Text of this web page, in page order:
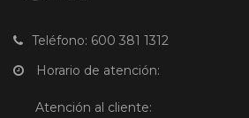
Teléfono: 600 381 1312
Horario de atención:
Atención al cliente: